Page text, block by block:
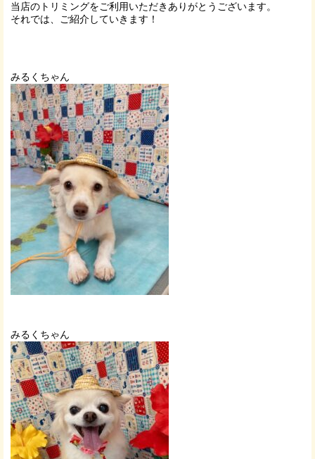
当店のトリミングをご利用いただきありがとうございます。
それでは、ご紹介していきます！
みるくちゃん
みるくちゃん